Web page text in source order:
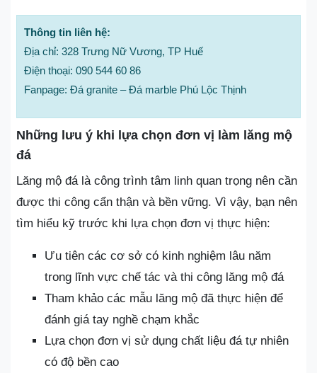
Thông tin liên hệ:
Địa chỉ: 328 Trưng Nữ Vương, TP Huế
Điện thoại: 090 544 60 86
Fanpage: Đá granite – Đá marble Phú Lộc Thịnh
Những lưu ý khi lựa chọn đơn vị làm lăng mộ
đá
Lăng mộ đá là công trình tâm linh quan trọng nên cần
được thi công cẩn thận và bền vững. Vì vậy, bạn nên
tìm hiểu kỹ trước khi lựa chọn đơn vị thực hiện:
Ưu tiên các cơ sở có kinh nghiệm lâu năm
trong lĩnh vực chế tác và thi công lăng mộ đá
Tham khảo các mẫu lăng mộ đã thực hiện để
đánh giá tay nghề chạm khắc
Lựa chọn đơn vị sử dụng chất liệu đá tự nhiên
có độ bền cao